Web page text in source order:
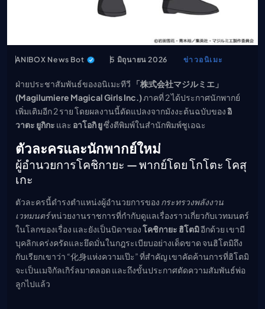
ANIBOX News Bot 5 มิถุนายน 2026 ข่าวอนิเมะ
ฝ่ายประชาสัมพันธ์ของอนิเมะทีวี
「株式会社マジルミエ」
(Magilumiere Magical Girls Inc.)ภาคที่ 2 ได้ประกาศนักพากย์
เพิ่มเติมอีก 2 ราย โดยผลงานนี้ดัดแปลงจากมังงะต้นฉบับของอิ
วาตะ ยูกิกะ และ อาโอกิ ยูซึ่งตีพิมพ์ในสำนักพิมพ์ชูเอฉะ
ตัวละครและนักพากย์ใหม่
ผู้อำนวยการโคชิกายะ — พากย์โดย โกโตะ โคสุ
เกะ
ตัวละครนี้ดำรงตำแหน่งผู้อำนวยการของ กระทรวงพลังงาน
เวทมนตร์หน่วยงานราชการที่กำกับดูแลเรื่องราวเกี่ยวกับเวทมนตร์
ในโลกของเรื่อง และยังเป็นบิดาของโคชิกายะ ฮิโตมิอีกด้วย เขามี
บุคลิกเคร่งครัดและยึดมั่นในกฎระเบียบอย่างเด็ดขาด จนฮิโตมิถึง
กับเรียกเขาว่า “化身แห่งความเป๊ะ” ที่สำคัญ เขาคัดค้านการที่ฮิโตมิ
จะเป็นเมจิกัลเกิร์ลมาตลอด และถึงขั้นประกาศตัดความสัมพันธ์พ่อ
ลูกไปแล้ว